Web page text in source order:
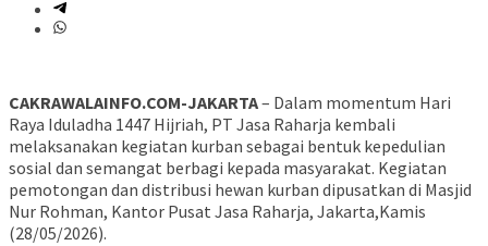
CAKRAWALAINFO.COM-JAKARTA– Dalam momentum Hari
Raya Iduladha 1447 Hijriah, PT Jasa Raharja kembali
melaksanakan kegiatan kurban sebagai bentuk kepedulian
sosial dan semangat berbagi kepada masyarakat. Kegiatan
pemotongan dan distribusi hewan kurban dipusatkan di Masjid
Nur Rohman, Kantor Pusat Jasa Raharja, Jakarta,Kamis
(28/05/2026).